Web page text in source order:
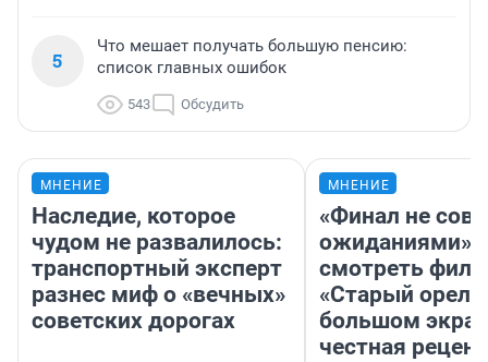
5
Что мешает получать большую пенсию:
список главных ошибок
543 Обсудить
МНЕНИЕ
Наследие, которое
чудом не развалилось:
транспортный эксперт
разнес миф о «вечных»
советских дорогах
МНЕНИЕ
«Финал не
ожиданиями»:
смотреть
«Старый орел»
большом
честная